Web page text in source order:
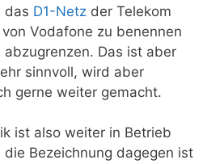
das D1-Netz der Telekom
von Vodafone zu benennen
abzugrenzen. Das ist aber
sinnvoll, wird aber
gerne weiter gemacht.
ist also weiter in Betrieb
Bezeichnung dagegen ist